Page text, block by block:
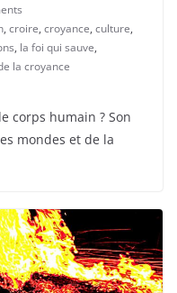
, croire, croyance, culture,
, la foi qui sauve,
la croyance
corps humain ? Son
mondes et de la